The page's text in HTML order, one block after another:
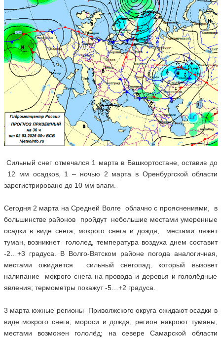
Сильный снег отмечался 1 марта в Башкортостане, оставив до
12 мм осадков, 1 – ночью 2 марта в Оренбургской области
зарегистрировано до 10 мм влаги.
Сегодня 2 марта на Средней Волге облачно с прояснениями, в
большинстве районов пройдут небольшие местами умеренные
осадки в виде снега, мокрого снега и дождя, местами ляжет
туман, возникнет гололед, температура воздуха днем составит
-2…+3 градуса. В Волго-Вятском районе погода аналогичная,
местами ожидается сильный снегопад, который вызовет
налипание мокрого снега на провода и деревья и гололёдные
явления; термометры покажут -5…+2 градуса.
3 марта южные регионы Приволжского округа ожидают осадки в
виде мокрого снега, мороси и дождя; регион накроют туманы,
местами возможен гололёд; на севере Самарской области